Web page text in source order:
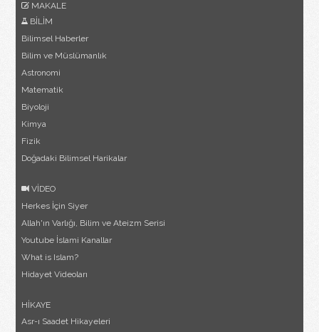
MAKALE
BİLİM
Bilimsel Haberler
Bilim ve Müslümanlık
Astronomi
Matematik
Biyoloji
Kimya
Fizik
Doğadaki Bilimsel Harikalar
VİDEO
Herkes İçin Siyer
Allah'ın Varlığı, Bilim ve Ateizm Serisi
Youtube İslami Kanallar
What is Islam?
Hidayet Videoları
HİKAYE
Asr-ı Saadet Hikayeleri